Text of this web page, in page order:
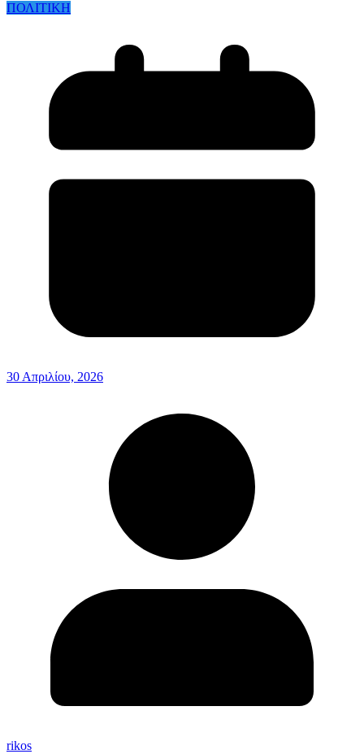
ΠΟΛΙΤΙΚΗ
30 Απριλίου, 2026
rikos